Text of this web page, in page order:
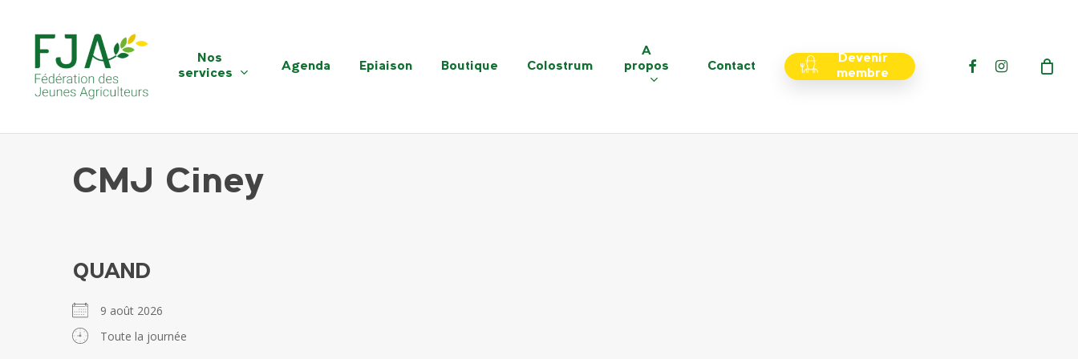
content
Nos
services
Agenda Epiaison Boutique Colostrum
A
propos Contact
Devenir
membre
facebookinstagram
CMJ Ciney
QUAND
9 août 2026
Toute la journée